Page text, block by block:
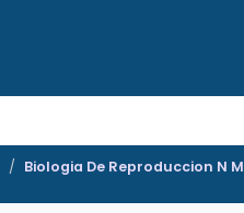
Biologia De Reproduccion N M